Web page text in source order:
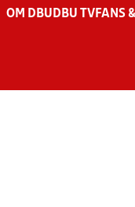
OM DBU DBU TV FANS